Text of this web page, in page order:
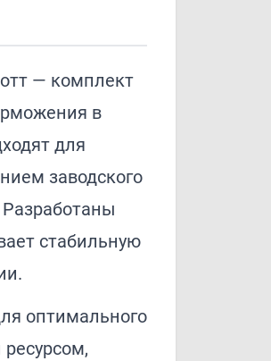
— комплект
в
для
заводского
стабильную
оптимального